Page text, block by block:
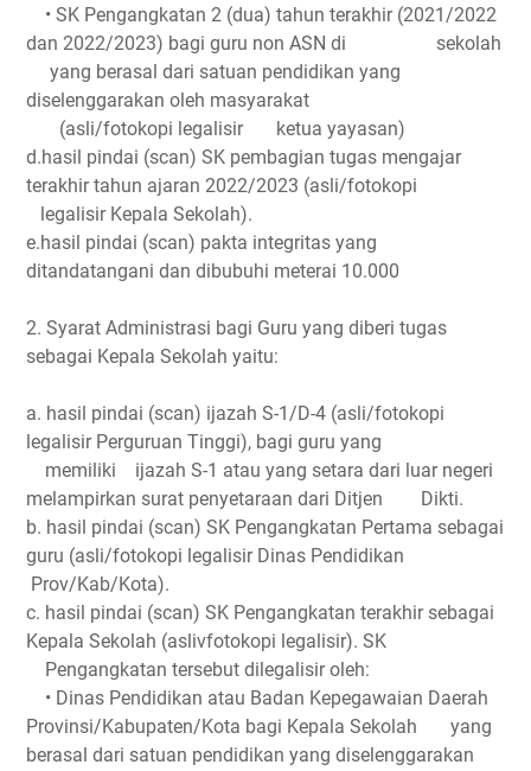
• SK Pengangkatan 2 (dua) tahun terakhir (2021/2022
dan 2022/2023) bagi guru non ASN di
sekolah
yang berasal dari satuan pendidikan yang
diselenggarakan oleh masyarakat
(asli/fotokopi legalisir ketua yayasan)
d.hasil pindai (scan) SK pembagian tugas mengajar
terakhir tahun ajaran 2022/2023 (asli/fotokopi
legalisir Kepala Sekolah).
e.hasil pindai (scan) pakta integritas yang
ditandatangani dan dibubuhi meterai 10.000
2. Syarat Administrasi bagi Guru yang diberi tugas
sebagai Kepala Sekolah yaitu:
a. hasil pindai (scan) ijazah S-1/D-4 (asli/fotokopi
legalisir Perguruan Tinggi), bagi guru yang
memiliki
ijazah S-1 atau yang setara dari luar negeri
melampirkan surat penyetaraan dari Ditjen
Dikti.
b. hasil pindai (scan) SK Pengangkatan Pertama sebagai
guru (asli/fotokopi legalisir Dinas Pendidikan
Prov/Kab/Kota).
c. hasil pindai (scan) SK Pengangkatan terakhir sebagai
Kepala Sekolah (aslivfotokopi legalisir). SK
Pengangkatan tersebut dilegalisir oleh:
• Dinas Pendidikan atau Badan Kepegawaian Daerah
Provinsi/Kabupaten/Kota bagi Kepala Sekolah
yang
berasal dari satuan pendidikan yang diselenggarakan